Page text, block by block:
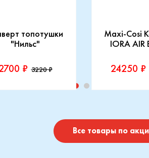
топотушки
"Нильс"
₽ 3220 ₽
Maxi-Cosi
IORA AIR
24250 ₽
Все товары по